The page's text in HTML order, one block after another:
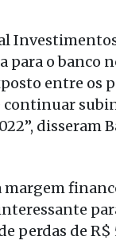
para o banco
entre os
continuar
disseram
margem
perdas de R$